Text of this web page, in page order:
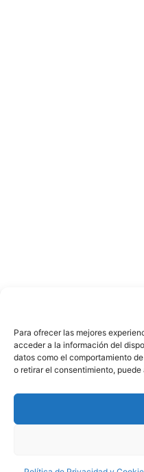
Para ofrecer las mejores
acceder a la información del
datos como el comportamiento
o retirar el consentimiento,